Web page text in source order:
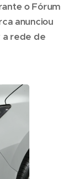
o Fórum
anunciou
a rede de